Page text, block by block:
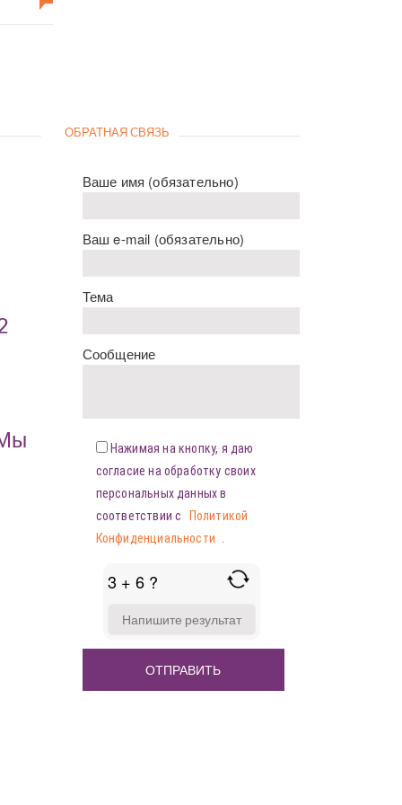
ОБРАТНАЯ СВЯЗЬ
Ваше имя (обязательно)
Ваш e-mail (обязательно)
Тема
Сообщение
Нажимая на кнопку, я даю
согласие на обработку своих
персональных данных в
соответствии с
Политикой
Конфиденциальности
3 + 6 ?
FOR